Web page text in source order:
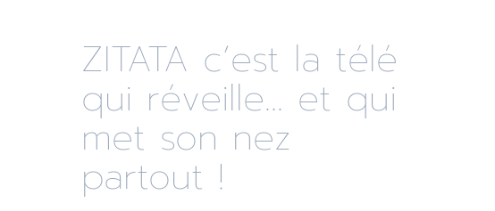
ZITATA c’est la télé
qui réveille... et qui
met son nez
partout !